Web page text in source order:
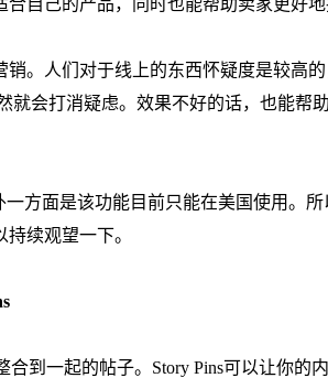
。人们对于线上的东西怀疑度是较高
就会打消疑虑。效果不好的话，也能帮
方面是该功能目前只能在美国使用。所
续观望一下。
合到一起的帖子。Story Pins可以让你的